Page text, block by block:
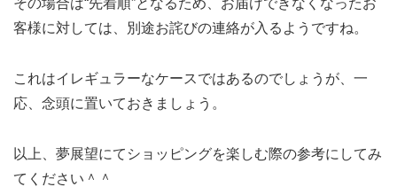
その場合は“先着順”となるため、お届けできなくなったお
客様に対しては、別途お詫びの連絡が入るようですね。
これはイレギュラーなケースではあるのでしょうが、一
応、念頭に置いておきましょう。
以上、夢展望にてショッピングを楽しむ際の参考にしてみ
てください＾＾